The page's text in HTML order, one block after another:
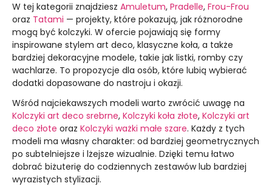
W tej kategorii znajdziesz Amuletum, Pradelle, Frou-Frou
oraz Tatami — projekty, które pokazują, jak różnorodne
mogą być kolczyki. W ofercie pojawiają się formy
inspirowane stylem art deco, klasyczne koła, a także
bardziej dekoracyjne modele, takie jak listki, romby czy
wachlarze. To propozycje dla osób, które lubią wybierać
dodatki dopasowane do nastroju i okazji.
Wśród najciekawszych modeli warto zwrócić uwagę na
Kolczyki art deco srebrne, Kolczyki koła złote, Kolczyki art
deco złote oraz Kolczyki ważki małe szare. Każdy z tych
modeli ma własny charakter: od bardziej geometrycznych
po subtelniejsze i lżejsze wizualnie. Dzięki temu łatwo
dobrać biżuterię do codziennych zestawów lub bardziej
wyrazistych stylizacji.